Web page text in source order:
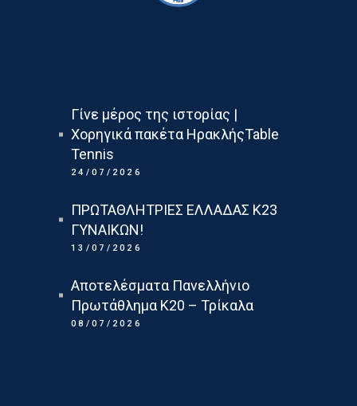
Γίνε μέρος της ιστορίας |
Χορηγικά πακέτα ΗρακλήςTable
Tennis
24/07/2026
ΠΡΩΤΑΘΛΗΤΡΙΕΣ ΕΛΛΑΔΑΣ Κ23
ΓΥΝΑΙΚΩΝ!
13/07/2026
Αποτελέσματα Πανελλήνιο
Πρωτάθλημα Κ20 – Τρίκαλα
08/07/2026